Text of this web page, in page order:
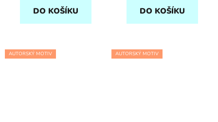
DO KOŠÍKU DO KOŠÍKU
AUTORSKÝ MOTIV AUTORSKÝ MOTIV